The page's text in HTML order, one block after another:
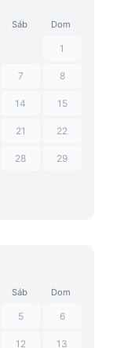
Sáb Dom
1
7 8
14 15
21 22
28 29
Sáb Dom
5 6
12 13